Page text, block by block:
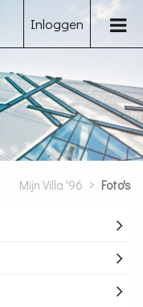
Inloggen
Mijn Villa '96 Foto's